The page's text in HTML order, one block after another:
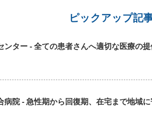
ピックアップ記
ンター - 全ての患者さんへ適切な医療の
病院 - 急性期から回復期、在宅まで地域